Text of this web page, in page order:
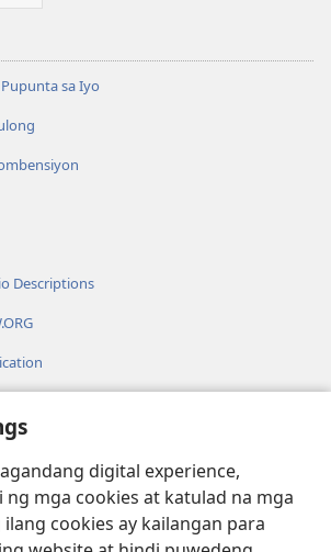
digital experience,
mga cookies at katulad na mga
cookies ay kailangan para
sa Iyo
Descriptions
LIBRARY™